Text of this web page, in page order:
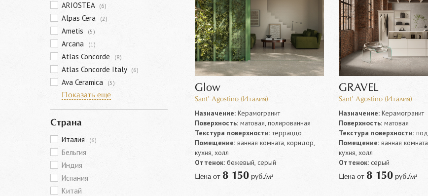
ARIOSTEA (6)
Alpas Cera (2)
Ametis (5)
Arcana (1)
Atlas Concorde (8)
Atlas Concorde Italy (6)
Ava Ceramica
(5)
Показать еще
Страна
Италия (6)
Бельгия
Индия
Испания
Китай
Glow
Sant' Agostino (Италия)
Назначение:Керамогранит
Поверхность:матовая, полированная
Текстура поверхности:терраццо
Помещение:ванная комната, коридор,
кухня, холл
Оттенок:бежевый, серый
Цена от 8 150руб./м²
GRAVEL
Sant' Agostino (Италия)
Назначение:Керамогранит
Поверхность:матовая
Текстура поверхности:под
Помещение:ванная
кухня, холл
Оттенок:серый
Цена от 8 150руб./м²